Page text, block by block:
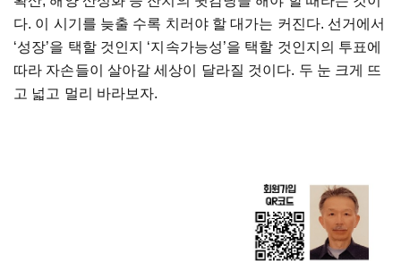
다. 이 시기를 늦출 수록 치러야 할 대가는 커진다. 선거에서
‘성장’을 택할 것인지 ‘지속가능성’을 택할 것인지의 투표에
따라 자손들이 살아갈 세상이 달라질 것이다. 두 눈 크게 뜨
고 넓고 멀리 바라보자.